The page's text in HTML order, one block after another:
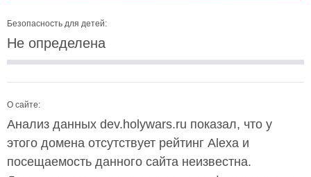
Безопасность для детей:
Не определена
О сайте:
Анализ данных dev.holywars.ru показал, что у
этого домена отсутствует рейтинг Alexa и
посещаемость данного сайта неизвестна.